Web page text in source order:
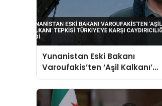
Yunanistan Eski Bakanı
Varoufakis’ten ‘Aşil Kalkanı’
Tepkisi Türkiye’ye Karşı
Caydırıcılığı Yok Dedi